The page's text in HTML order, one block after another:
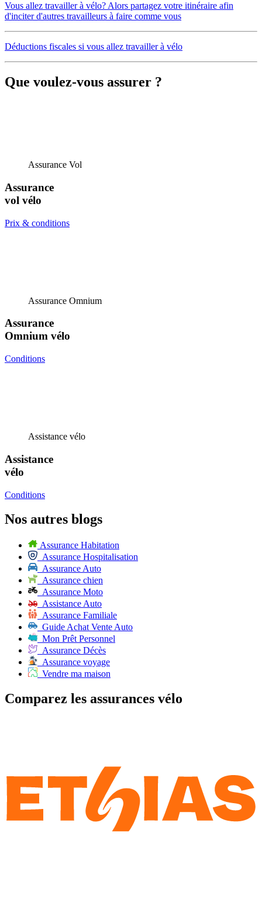
Vous allez travailler à vélo? Alors partagez votre itinéraire afin
d'inciter d'autres travailleurs à faire comme vous
Déductions fiscales si vous allez travailler à vélo
Que voulez-vous assurer ?
Assurance Vol
Assurance
vol vélo
Prix & conditions
Assurance Omnium
Assurance
Omnium vélo
Conditions
Assistance vélo
Assistance
vélo
Conditions
Nos autres blogs
Assurance Habitation
Assurance Hospitalisation
Assurance Auto
Assurance chien
Assurance Moto
Assistance Auto
Assurance Familiale
Guide Achat Vente Auto
Mon Prêt Personnel
Assurance Décès
Assurance voyage
Vendre ma maison
Comparez les assurances vélo